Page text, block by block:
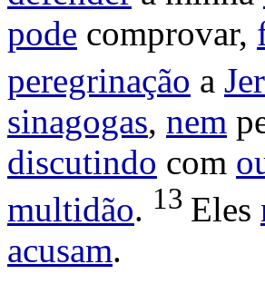
pode comprovar,
peregrinação a
sinagogas, nem
discutindo com
multidão. 13 Eles
acusam.